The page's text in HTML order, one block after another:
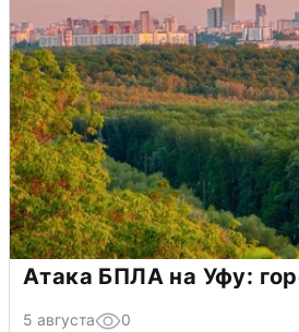
Атака БПЛА на Уфу:
5 августа 0